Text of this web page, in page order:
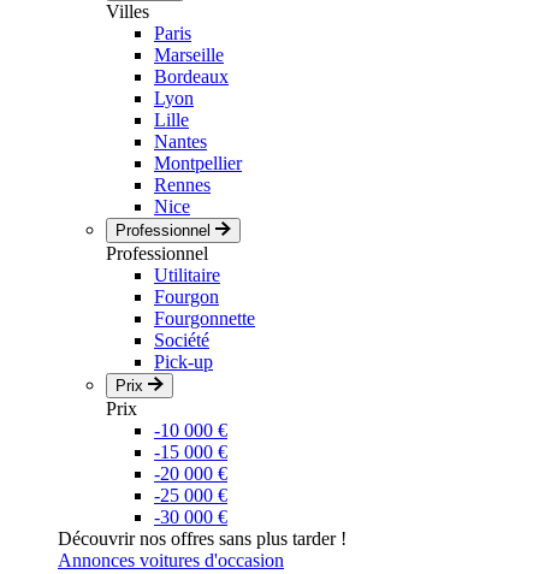
Villes
Paris
Marseille
Bordeaux
Lyon
Lille
Nantes
Montpellier
Rennes
Nice
Professionnel
Professionnel
Utilitaire
Fourgon
Fourgonnette
Société
Pick-up
Prix
Prix
-10 000 €
-15 000 €
-20 000 €
-25 000 €
-30 000 €
Découvrir nos offres sans plus tarder !
Annonces voitures d'occasion